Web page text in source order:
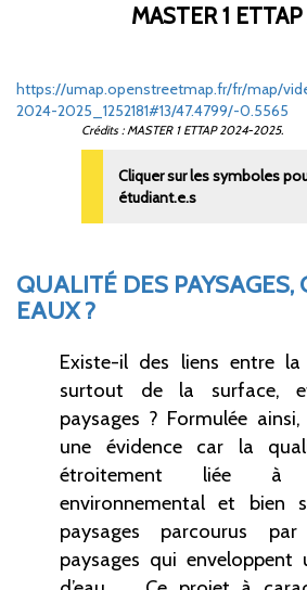
MASTER 1
https://umap.openstreetmap.fr/fr/map/
2024-2025_1252181#13/47.4799/-0.5565
Crédits : MASTER 1 ETTAP 2024-2025.
Cliquer sur les symboles
étudiant.e.s
QUALITÉ DES PAYSAGES,
EAUX ?
Existe-il des liens entre
surtout de la surface,
paysages ? Formulée
une évidence car la
étroitement liée à
environnemental et bien
paysages parcourus
paysages qui enveloppent